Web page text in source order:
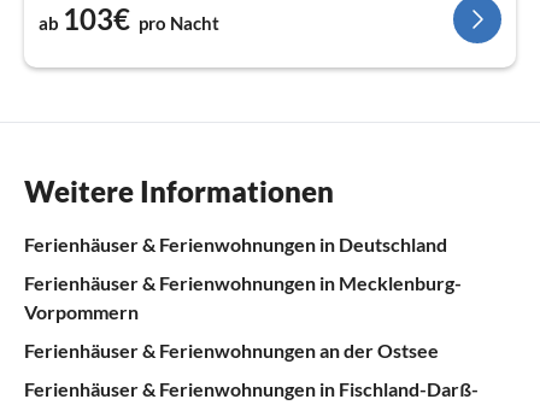
ab 103€ pro Nacht
Weitere Informationen
Ferienhäuser & Ferienwohnungen in Deutschland
Ferienhäuser & Ferienwohnungen in Mecklenburg-
Vorpommern
Ferienhäuser & Ferienwohnungen an der Ostsee
Ferienhäuser & Ferienwohnungen in Fischland-Darß-